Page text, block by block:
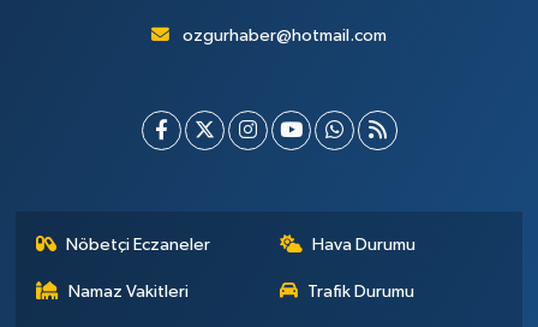
ozgurhaber@hotmail.com
Nöbetçi Eczaneler Hava Durumu
Namaz Vakitleri Trafik Durumu